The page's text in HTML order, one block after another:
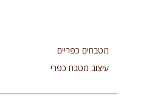
מטבחים כפריים
עיצוב מטבח כפרי